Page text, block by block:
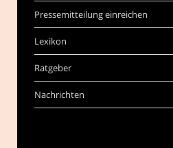
Pressemitteilung einreichen
Lexikon
Ratgeber
Nachrichten